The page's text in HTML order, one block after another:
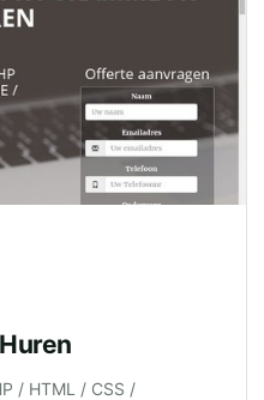
/ HTML / CSS /